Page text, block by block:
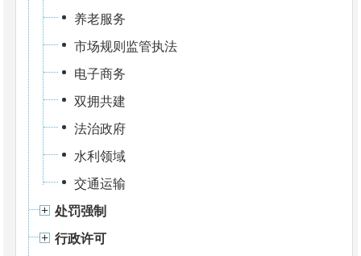
养老服务
市场规则监管执法
电子商务
双拥共建
法治政府
水利领域
交通运输
处罚强制
行政许可